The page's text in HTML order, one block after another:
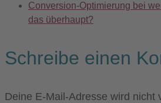
Conversion-Optimierung bei
das überhaupt?
Schreibe einen
Deine E-Mail-Adresse wird nicht